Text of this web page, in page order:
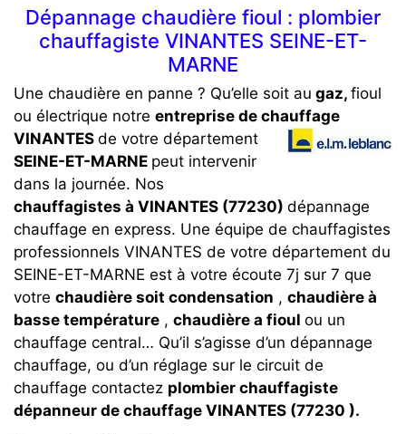
Dépannage chaudière fioul : plombier
chauffagiste VINANTES SEINE-ET-
MARNE
Une chaudière en panne ? Qu’elle soit au gaz, fioul
ou électrique notre entreprise de chauffage
VINANTES de votre département
SEINE-ET-MARNE peut intervenir
dans la journée. Nos
chauffagistes à VINANTES (77230) dépannage
chauffage en express. Une équipe de chauffagistes
professionnels VINANTES de votre département du
SEINE-ET-MARNE est à votre écoute 7j sur 7 que
votre chaudière soit condensation , chaudière à
basse température , chaudière a fioul ou un
chauffage central… Qu’il s’agisse d’un dépannage
chauffage, ou d’un réglage sur le circuit de
chauffage contactez plombier chauffagiste
dépanneur de chauffage VINANTES (77230 ).